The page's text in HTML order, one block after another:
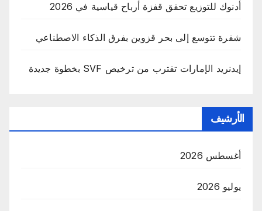
أدنوك للتوزيع تحقق قفزة أرباح قياسية في 2026
شفرة تتوسع إلى بحر قزوين بفرق الذكاء الاصطناعي
إيدنريد الإمارات تقترب من ترخيص SVF بخطوة جديدة
الأرشيف
أغسطس 2026
يوليو 2026